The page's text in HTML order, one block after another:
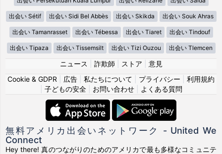
出会い Sétif 出会い Sidi Bel Abbès 出会い Skikda 出会い Souk Ahras
出会い Tamanrasset 出会い Tébessa 出会い Tiaret 出会い Tindouf
出会い Tipaza 出会い Tissemsilt 出会い Tizi Ouzou 出会い Tlemcen
ニュース 詐欺師 ストア
意見
Cookie & GDPR
広告 私たちについて プライバシー
利用規約
子どもの安全| お問い合わせ| よくある質問
無料アメリカ出会いネットワーク - United We
Connect
Hey there! 真のつながりのためのアメリカで最も多様なコミュニテ